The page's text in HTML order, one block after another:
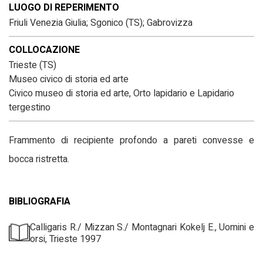
LUOGO DI REPERIMENTO
Friuli Venezia Giulia; Sgonico (TS); Gabrovizza
COLLOCAZIONE
Trieste (TS)
Museo civico di storia ed arte
Civico museo di storia ed arte, Orto lapidario e Lapidario
tergestino
Frammento di recipiente profondo a pareti convesse e
bocca ristretta.
BIBLIOGRAFIA
Calligaris R./ Mizzan S./ Montagnari Kokelj E., Uomini e
orsi, Trieste 1997